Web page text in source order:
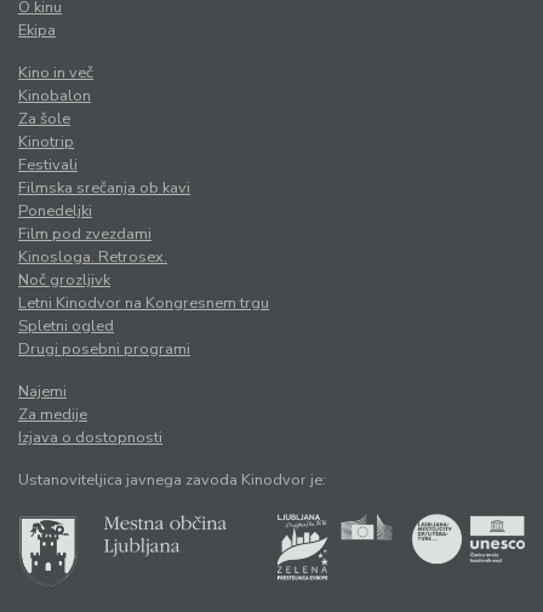
O kinu
Ekipa
Kino in več
Kinobalon
Za šole
Kinotrip
Festivali
Filmska srečanja ob kavi
Ponedeljki
Film pod zvezdami
Kinosloga. Retrosex.
Noč grozljivk
Letni Kinodvor na Kongresnem trgu
Spletni ogled
Drugi posebni programi
Najemi
Za medije
Izjava o dostopnosti
Ustanoviteljica javnega zavoda Kinodvor je: